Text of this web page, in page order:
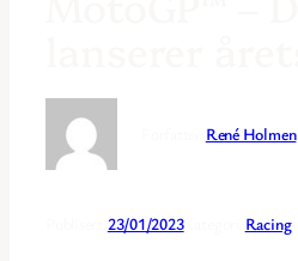
René Holmen
23/01/2023Kategori: Racing